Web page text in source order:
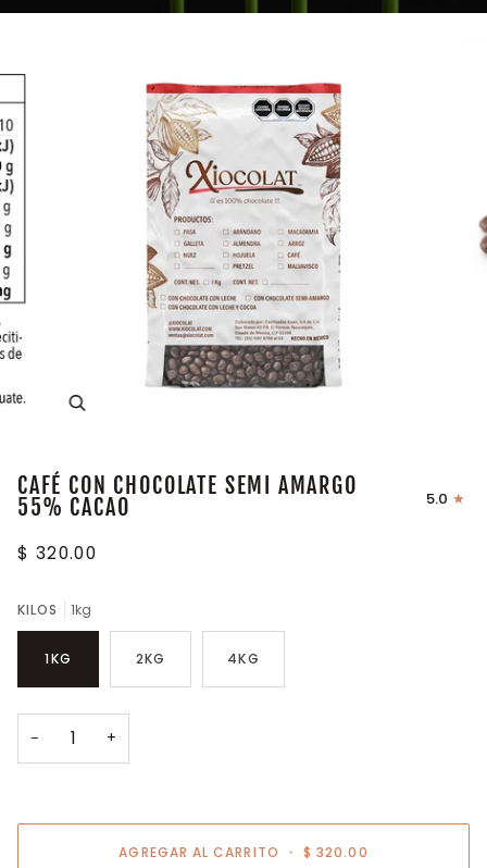
CAFÉ CON CHOCOLATE SEMI AMARGO
55% CACAO
5.0
$ 320.00
KILOS 1kg
1KG 2KG 4KG
− +
AGREGAR AL CARRITO • $ 320.00